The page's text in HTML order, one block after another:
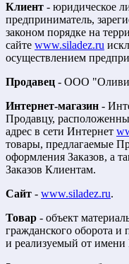
Клиент - юридическое
предприниматель,
законом порядке на
сайте www.siladez.ru
осуществлением
Продавец - ООО
Интернет-магазин -
Продавцу,
адрес в сети Интернет
товары, предлагаемые
оформления Заказов, а
Заказов Клиентам.
Сайт - www.siladez.ru.
Товар - объект
гражданского оборота
и реализуемый от имени